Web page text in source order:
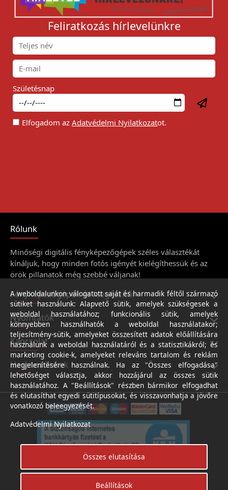
Feliratkozás hírlevelünkre
Születésnap
Elfogadom az Adatvédelmi Nyilatkozatot.
Rólunk
Minőségi digitális fényképezőgépek széles választékát
kínáljuk, hogy minden fotós igényét kielégíthessük és az
örök pillanatok még szebbé váljanak!
Fényképezőgépek és kiegészítői
Nyomtatók
Kapcsolat
Hasznos linkek
A weboldalunkon válogatott saját és harmadik féltől származó
sütiket használunk: Alapvető sütik, amelyek szükségesek a
weboldal használatához; funkcionális sütik, amelyek
könnyebben használhatók a weboldal használatakor;
teljesítmény-sütik, amelyeket összesített adatok előállítására
használunk a weboldal használatáról és a statisztikákról; és
marketing cookie-k, amelyeket releváns tartalom és reklám
megjelenítésére használnak. Ha az "Összes elfogadása"
lehetőséget választja, akkor hozzájárul az összes sütik
használatához. A "Beállítások" részben bármikor elfogadhat
és elutasíthat egyedi sütitípusokat, és visszavonhatja a jövőre
vonatkozó beleegyezését.
Adatvédelmi Nyilatkozat
Összes elutasítása
Beállítások